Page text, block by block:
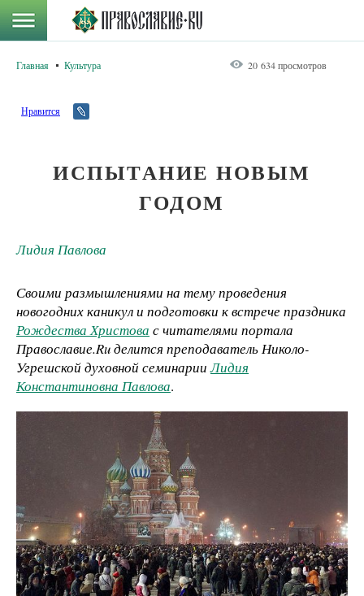
Главная Культура 20 634 просмотров
Нравится
ИСПЫТАНИЕ НОВЫМ
ГОДОМ
Лидия Павлова
Своими размышлениями на тему проведения
новогодних каникул и подготовки к встрече праздника
Рождества Христова с читателями портала
Православие.Ruделится преподаватель Николо-
Угрешской духовной семинарииЛидия
Константиновна Павлова.